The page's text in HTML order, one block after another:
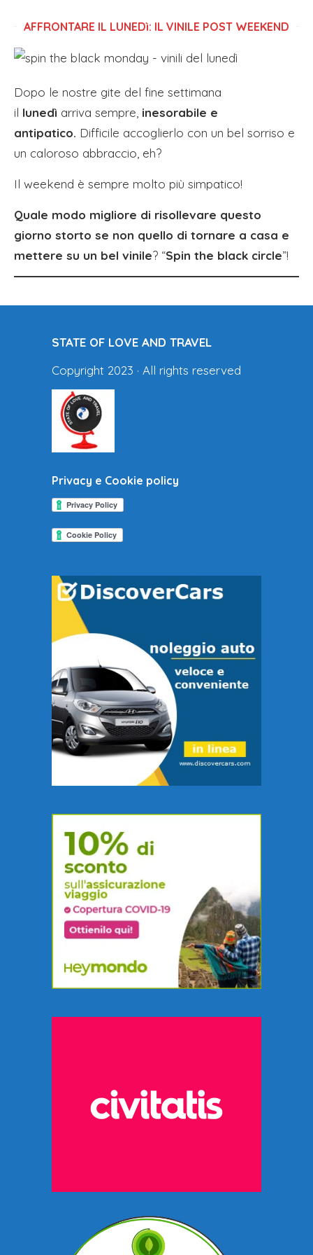
AFFRONTARE IL LUNEDì: IL VINILE POST WEEKEND
Dopo le nostre gite del fine settimana
il lunedì arriva sempre, inesorabile e
antipatico. Difficile accoglierlo con un bel sorriso e
un caloroso abbraccio, eh?
Il weekend è sempre molto più simpatico!
Quale modo migliore di risollevare questo
giorno storto se non quello di tornare a casa e
mettere su un bel vinile? “Spin the black circle”!
STATE OF LOVE AND TRAVEL
Copyright 2023 · All rights reserved
Privacy e Cookie policy